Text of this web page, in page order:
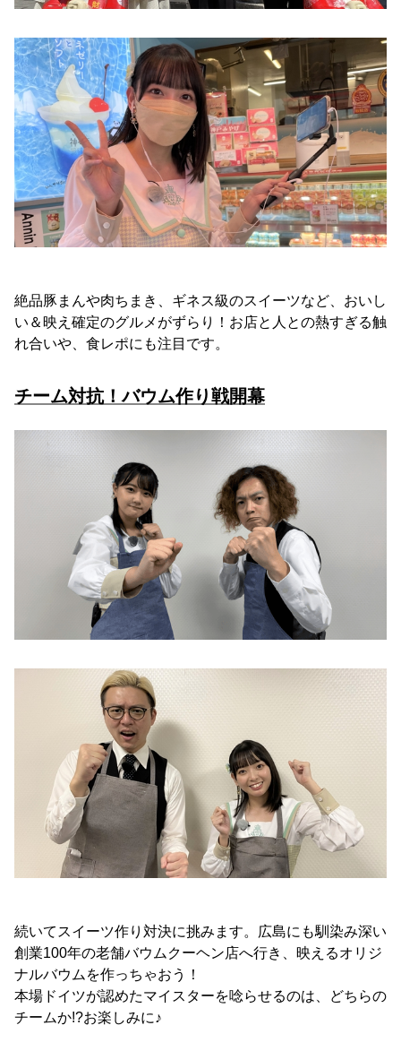
絶品豚まんや肉ちまき、ギネス級のスイーツなど、おいし
い＆映え確定のグルメがずらり！お店と人との熱すぎる触
れ合いや、食レポにも注目です。
チーム対抗！バウム作り戦開幕
続いてスイーツ作り対決に挑みます。広島にも馴染み深い
創業100年の老舗バウムクーヘン店へ行き、映えるオリジ
ナルバウムを作っちゃおう！
本場ドイツが認めたマイスターを唸らせるのは、どちらの
チームか!?お楽しみに♪